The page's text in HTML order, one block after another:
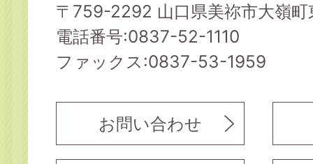
〒759-2292 山口県美祢市大嶺
電話番号:0837-52-1110
ファックス:0837-53-1959
お問い合わせ